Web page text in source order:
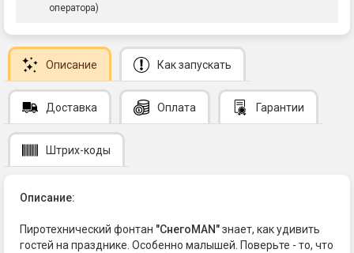
оператора)
Описание Как запускать
Доставка Оплата Гарантии
Штрих-коды
Описание:
Пиротехнический фонтан "СнегоMAN"знает, как удивить
гостей на празднике. Особенно малышей. Поверьте - то, что